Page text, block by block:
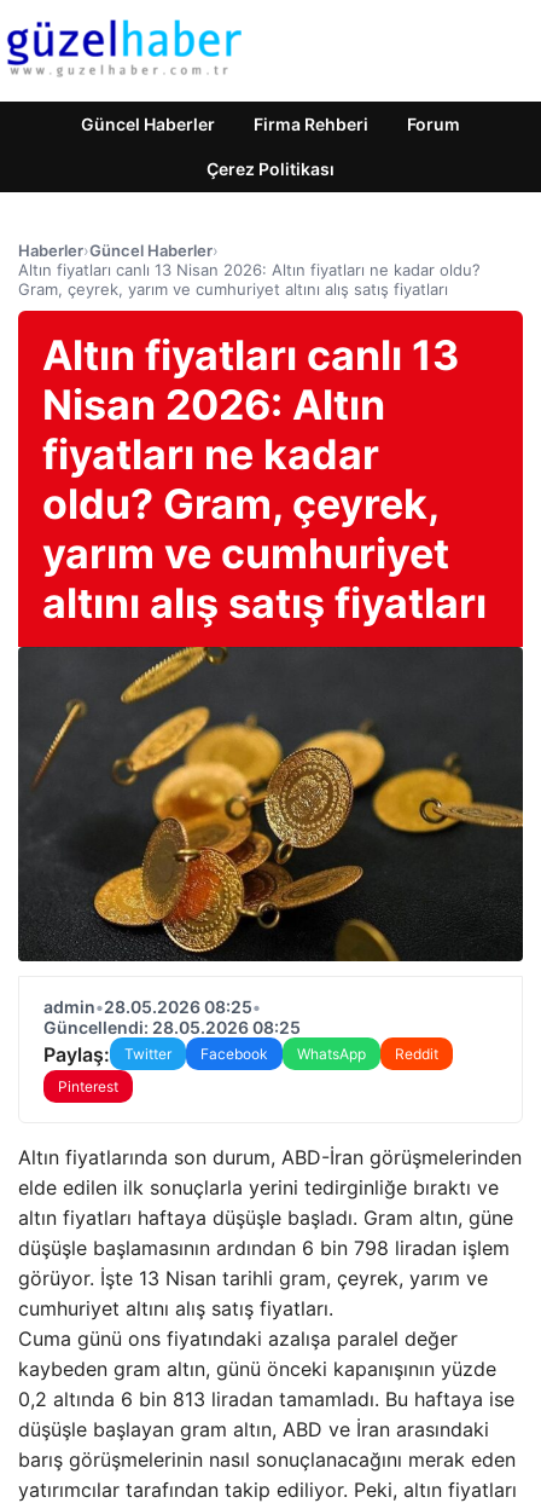
Güncel Haberler Firma Rehberi Forum
Çerez Politikası
Haberler›Güncel Haberler›
Altın fiyatları canlı 13 Nisan 2026: Altın fiyatları ne kadar oldu?
Gram, çeyrek, yarım ve cumhuriyet altını alış satış fiyatları
Altın fiyatları canlı 13
Nisan 2026: Altın
fiyatları ne kadar
oldu? Gram, çeyrek,
yarım ve cumhuriyet
altını alış satış fiyatları
admin•28.05.2026 08:25•
Güncellendi: 28.05.2026 08:25
Paylaş: Twitter Facebook WhatsApp
Reddit
Pinterest
Altın fiyatlarında son durum, ABD-İran görüşmelerinden
elde edilen ilk sonuçlarla yerini tedirginliğe bıraktı ve
altın fiyatları haftaya düşüşle başladı. Gram altın, güne
düşüşle başlamasının ardından 6 bin 798 liradan işlem
görüyor. İşte 13 Nisan tarihli gram, çeyrek, yarım ve
cumhuriyet altını alış satış fiyatları.
Cuma günü ons fiyatındaki azalışa paralel değer
kaybeden gram altın, günü önceki kapanışının yüzde
0,2 altında 6 bin 813 liradan tamamladı. Bu haftaya ise
düşüşle başlayan gram altın, ABD ve İran arasındaki
barış görüşmelerinin nasıl sonuçlanacağını merak eden
yatırımcılar tarafından takip ediliyor. Peki, altın fiyatları